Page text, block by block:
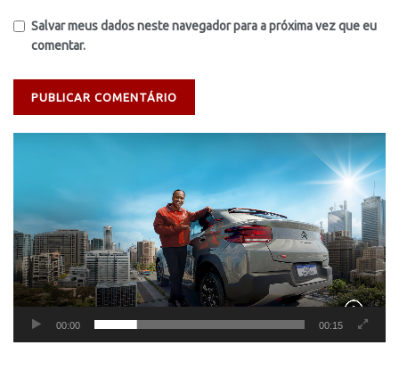
Salvar meus dados neste navegador para a próxima vez que eu
comentar.
00:00 00:15